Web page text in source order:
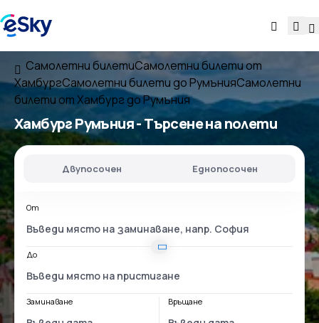
Самолетни билетиСамолетни билети от
ХамбургСамолетни билети до РумънияСамолетни
билети от Хамбург до Румъния
Хамбург Румъния- Търсене на полети
Двупосочен Еднопосочен
От
До
Заминаване Връщане